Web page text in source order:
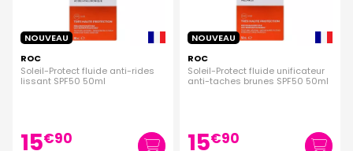
NOUVEAU
ROC
Soleil-Protect fluide anti-rides
lissant SPF50 50ml
15€90
NOUVEAU
ROC
Soleil-Protect fluide unificateur
anti-taches brunes SPF50 50ml
15€90